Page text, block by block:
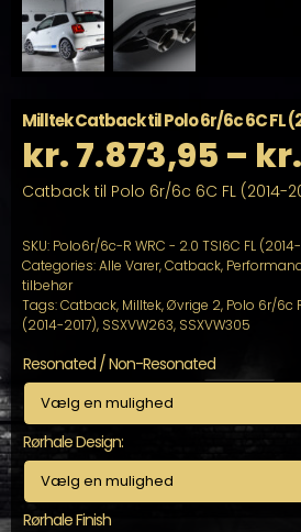
Milltek Catback til Polo 6r/6c 6C FL
kr.7.873,95 – kr.
Catback til Polo 6r/6c 6C FL (2014-
SKU: Polo6r/6c-R WRC - 2.0 TSI6C FL
Categories:Alle Varer,Catback,
tilbehør
Tags:Catback, Milltek,Øvrige 2, Polo 6r/6c
(2014-2017), SSXVW263, SSXVW305
Resonated / Non-Resonated
Rørhale Design:
Rørhale Finish